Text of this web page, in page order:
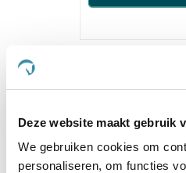
Deze website maakt gebruik
We gebruiken cookies om
personaliseren, om functies
Anderen kochten ook